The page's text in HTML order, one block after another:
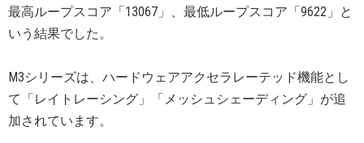
最高ループスコア「13067」、最低ループスコア「9622」と
いう結果でした。
M3シリーズは、ハードウェアアクセラレーテッド機能とし
て「レイトレーシング」「メッシュシェーディング」が追
加されています。